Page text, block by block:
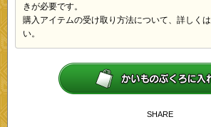
きが必要です。
購入アイテムの受け取り方法について、詳しくは
い。
SHARE